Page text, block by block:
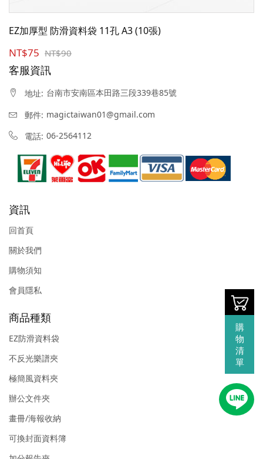
EZ加厚型 防滑資料袋 11孔 A3 (10張)
NT$75 NT$90
客服資訊
地址: 台南市安南區本田路三段339巷85號
郵件: magictaiwan01@gmail.com
電話: 06-2564112
資訊
回首頁
關於我們
購物須知
會員隱私
商品種類
EZ防滑資料袋
不反光樂譜夾
極簡風資料夾
辦公文件夾
畫冊/海報收納
可換封面資料簿
購
物
清
單